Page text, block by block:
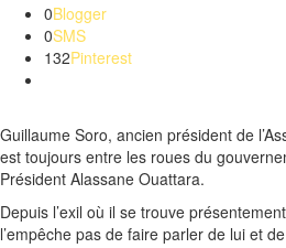
0Blogger
0SMS
132Pinterest
Guillaume Soro, ancien président de
est toujours entre les roues du
Président Alassane Ouattara.
Depuis l’exil où il se trouve
l’empêche pas de faire parler de lui et